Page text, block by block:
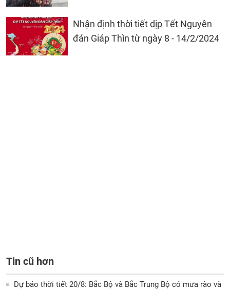
Nhận định thời tiết dịp Tết Nguyên
đán Giáp Thìn từ ngày 8 - 14/2/2024
Tin cũ hơn
Dự báo thời tiết 20/8: Bắc Bộ và Bắc Trung Bộ có mưa rào và